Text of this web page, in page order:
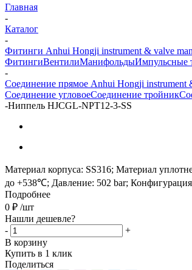
Главная
-
Каталог
-
Фитинги Anhui Hongji instrument & valve
ФитингиВентилиМанифольдыИмпульсные
-
Соединение прямое Anhui Hongji instrument
Соединение угловоеСоединение тройник
-Ниппель HJCGL-NPT12-3-SS
Материал корпуса: SS316; Материал
до +538℃; Давление: 502 bar;
Подробнее
0 ₽ /шт
Нашли дешевле?
-
+
В корзину
Купить в 1 клик
Поделиться